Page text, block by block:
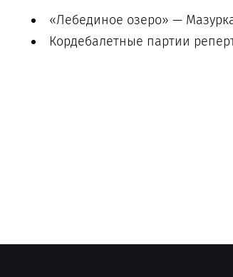
«Лебединое озеро» —
Кордебалетные партии